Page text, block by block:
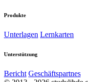
Produkte
Unterlagen Lernkarten
Unterstützung
Bericht Geschäftspartnes